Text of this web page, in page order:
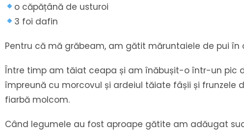
o căpățână de usturoi
3 foi dafin
Pentru că mă grăbeam, am gătit măruntaiele de pui
Între timp am tăiat ceapa și am înăbușit-o într-un pic
împreună cu morcovul și ardeiul tăiate fâșii și
fiarbă molcom.
Când legumele au fost aproape gătite am adăugat